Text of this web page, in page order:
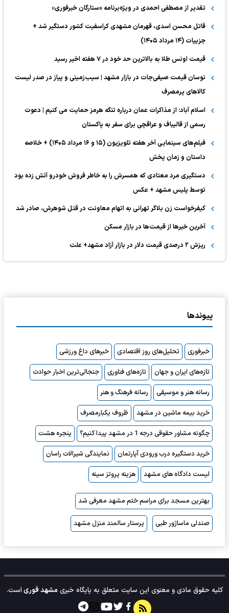
تقدیر از مصطفی احمدی در ویژه‌برنامه «ستارگان خبرفوری»
قاتل محسن اسدی، قهرمان مشهدی کراسفیت کشور دستگیر شد +
جزییات (۱۴ مرداد ۱۴۰۵)
قیمت اونس طلا به بالاترین حد خود در ۷ هفته اخیر رسید
نوسان قیمت صیفی‌جات در بازار مشهد | سیب‌زمینی و پیاز در صدر لیست
کالا‌های پرمصرف
اسلام آباد: از مذاکرات عمان درباره تنگه هرمز حمایت می کنیم | دعوت
رسمی از قالیباف و عراقچی برای سفر به پاکستان
فیلم‌های سینمایی آخر هفته تلویزیون (۱۵ و ۱۶ مرداد ۱۴۰۵) + خلاصه
داستان و زمان پخش
دستگیری مرد معتادی که همسرش را به خاطر فروش خودرو آتش زده بود
توسط پلیس مشهد + عکس
کیفرخواست زن بلاگر تهرانی به اتهام معاونت در قتل شوهرش، صادر شد
آخرین خبر‌ها از قیمت‌ها در بازار مسکن
ریزش ۲ درصدی قیمت دلار در بازار آزاد مشهد+ علت
پیوندها
خبرفوری تحلیل‌های روز اقتصادی
خبرهای داغ ورزشی
تازه‌های ایران و جهان
تازه‌های فناوری
جنجالی‌ترین اخبار حوادث
رسانه هنر و موسیقی
رسانه فرهنگ و هنر
خرید بیمه ماشین در مشهد
ظروف یکبارمصرف
چگونه مشاور حقوقی درجه 1 در مشهد پیدا کنیم؟
پنجره هشت
خرید دستگیره درب ورودی آپارتمان
نمایندگی شیرالات راسان
لیست دادگاه های مشهد
هزینه پروتز سینه
بهترین مسجد برای مراسم ختم مشهد معرفی شد
صندلی ماساژور طبی پرستار سالمند منزل مشهد
کلیه حقوق مادی و معنوی این سایت متعلق به پایگاه خبریمشهد فوریاست.